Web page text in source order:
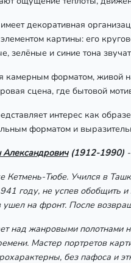
декоративная
картины: его
зелёные и синие тона
камерным форматом, живой
сцена, где бытовой
интерес как
форматом и
(1912-1990)
Кетмень-Тюбе. Учился в
году, не успев обобщить
на фронт. После
над жанровыми полотнами
Мастер портретов
без пафоса и